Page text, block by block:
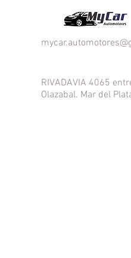
RIVADAVIA 4065
Olazabal. Mar del